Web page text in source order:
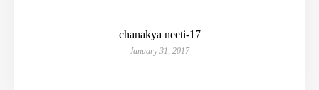
chanakya neeti-17
January 31, 2017